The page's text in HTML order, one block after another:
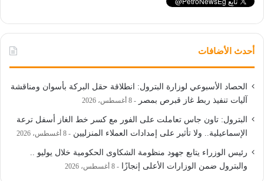
أحدث الأضافات
الحصاد الأسبوعي لوزارة البترول: انطلاقة حقل البركة بأسوان ومناقشة
آليات تنفيذ ربط غاز قبرص بمصر
8 أغسطس، 2026
البترول: تاون جاس تعاملت على الفور مع كسر خط الغاز أسفل ترعة
الإسماعيلية.. ولا تأثير على إمدادات العملاء المنزليين
8 أغسطس، 2026
رئيس الوزراء يتابع جهود منظومة الشكاوى الحكومية خلال يوليو ..
والبترول ضمن الوزارات الأعلى إنجازًا
8 أغسطس، 2026